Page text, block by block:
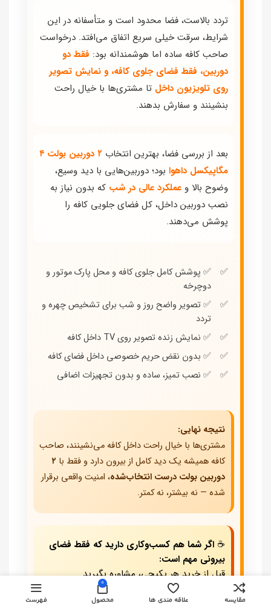
تردد بالاست، فضا محدود است و متأسفانه در این
شرایط، سرقت خیلی سریع اتفاق می‌افتد. درخواست
صاحب کافه ساده اما هوشمندانه بود: فقط دو
دوربین، فقط فضای جلوی کافه، و نمایش تصویر
روی تلویزیون داخل تا مشتری‌ها با خیال راحت
بنشینند و سفارش بدهند.
بعد از بررسی فضا، بهترین انتخاب
۲ دوربین بولت ۴
مگاپیکسل داهوا بود؛ دوربین‌هایی با دید وسیع،
وضوح بالا و عملکرد عالی در شب که بدون نیاز به
نصب دوربین داخل، کل فضای جلویی کافه را
پوشش می‌دهند.
✅ پوشش کامل جلوی کافه و محل پارک موتور و
دوچرخه
✅ تصویر واضح روز و شب برای تشخیص چهره و
تردد
✅ نمایش زنده تصویر روی TV داخل کافه
✅ بدون نقض حریم خصوصی داخل فضای کافه
✅ نصب تمیز، ساده و بدون تجهیزات اضافی
نتیجه نهایی:
مشتری‌ها با خیال راحت داخل کافه می‌نشینند، صاحب
کافه همیشه یک دید کامل از بیرون دارد و فقط با ۲
دوربین بولت درست انتخاب‌شده، امنیت واقعی برقرار
شده — نه بیشتر، نه کمتر.
☕ اگر شما هم کسب‌وکاری دارید که فقط فضای
بیرونی مهم است:
قبل از خرید هر پکیجی، مشاوره بگیرید.
فرم مشاوره رایگان نصب دوربینیا واتساپ
مستقیم
۰۹۱۳۷۳۶۷۳۶۲ مقایسه علاقه مندی ها
0
محصول فهرست